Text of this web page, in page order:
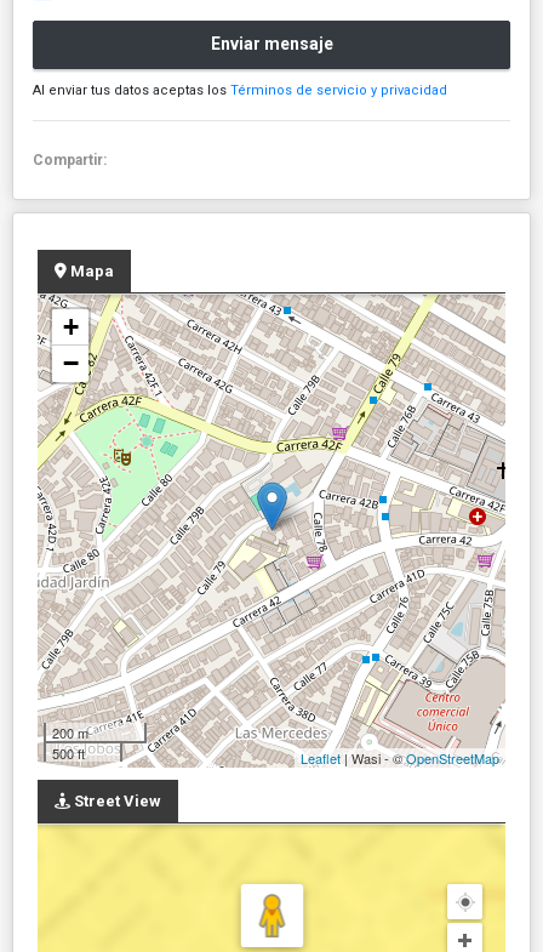
Enviar mensaje
Al enviar tus datos aceptas los Términos de servicio y privacidad
Compartir:
Mapa
+
−
200 m
500 ft
Leaflet | Wasi - ©OpenStreetMap
Street View